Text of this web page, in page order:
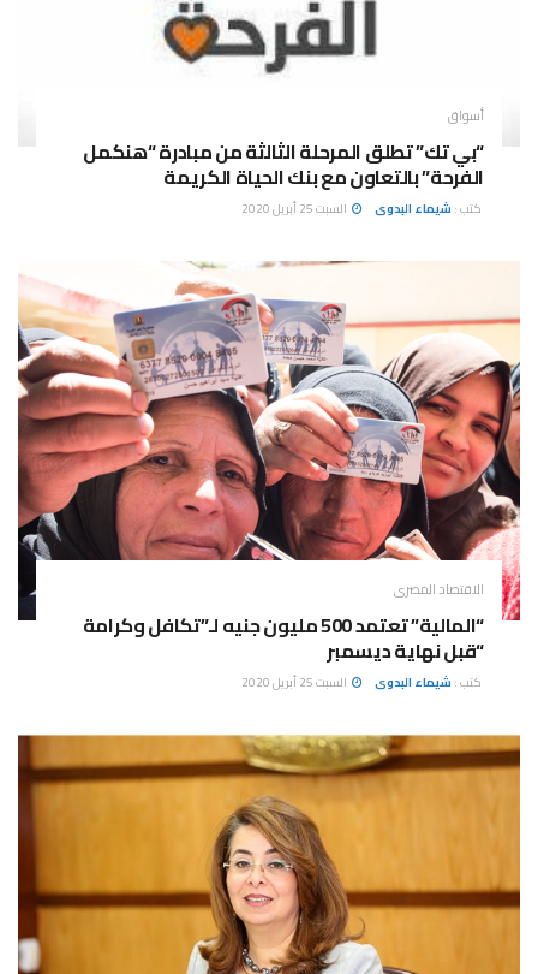
أسواق
“بي تك” تطلق المرحلة الثالثة من مبادرة “هنكمل
الفرحة” بالتعاون مع بنك الحياة الكريمة
كتب : شيماء البدوى السبت 25 أبريل 2020
الاقتصاد المصرى
“المالية” تعتمد 500 مليون جنيه لـ”تكافل وكرامة
“قبل نهاية ديسمبر
كتب : شيماء البدوى السبت 25 أبريل 2020